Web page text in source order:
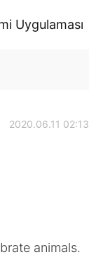
Uygulaması
2020.06.11 02:13
animals.